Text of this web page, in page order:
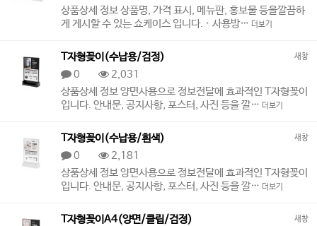
상품상세 정보 상품명, 가격 표시, 메뉴판, 홍보물 등을깔끔하
게 게시할 수 있는 쇼케이스 입니다. · 사용방… 더보기
새창
T자형꽂이(수납용/검정)
0
2,031
상품상세 정보 양면사용으로 정보전달에 효과적인 T자형꽂이
입니다. 안내문, 공지사항, 포스터, 사진 등을 깔… 더보기
새창
T자형꽂이(수납용/흰색)
0
2,181
상품상세 정보 양면사용으로 정보전달에 효과적인 T자형꽂이
입니다. 안내문, 공지사항, 포스터, 사진 등을 깔… 더보기
새창
T자형꽂이A4(양면/클립/검정)